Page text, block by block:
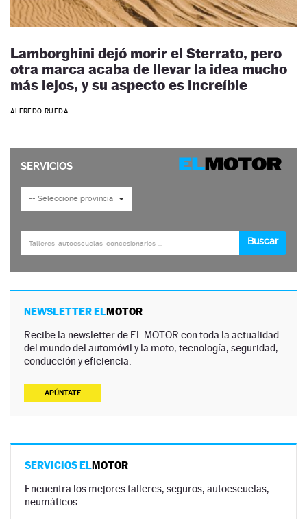
Lamborghini dejó morir el Sterrato, pero
otra marca acaba de llevar la idea mucho
más lejos, y su aspecto es increíble
ALFREDO RUEDA
NEWSLETTER ELMOTOR
Recibe la newsletter de EL MOTOR con toda la actualidad
del mundo del automóvil y la moto, tecnología, seguridad,
conducción y eficiencia.
APÚNTATE
SERVICIOS ELMOTOR
Encuentra los mejores talleres, seguros, autoescuelas,
neumáticos…